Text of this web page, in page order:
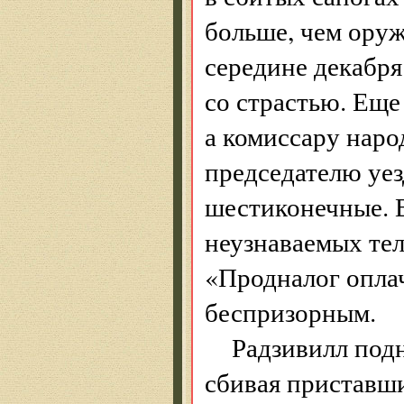
больше, чем
середине
со страстью.
а комиссару
председателю
шестиконечные.
неузнаваемых
«Продналог
беспризорным.
Радзивилл
сбивая